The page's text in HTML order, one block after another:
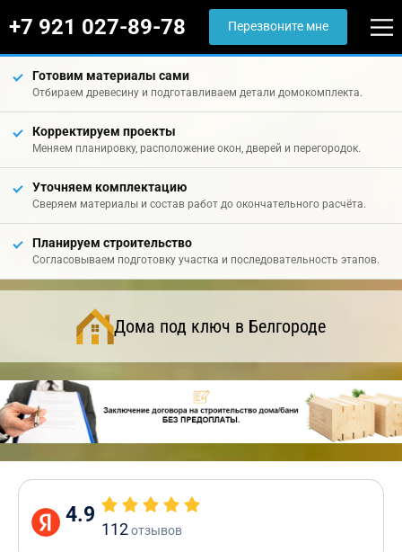
+7 921 027-89-78 Перезвоните мне
Готовим материалы сами
Отбираем древесину и подготавливаем детали домокомплекта.
Корректируем проекты
Меняем планировку, расположение окон, дверей и перегородок.
Уточняем комплектацию
Сверяем материалы и состав работ до окончательного расчёта.
Планируем строительство
Согласовываем подготовку участка и последовательность этапов.
Дома под ключ в Белгороде
4.9
112отзывов